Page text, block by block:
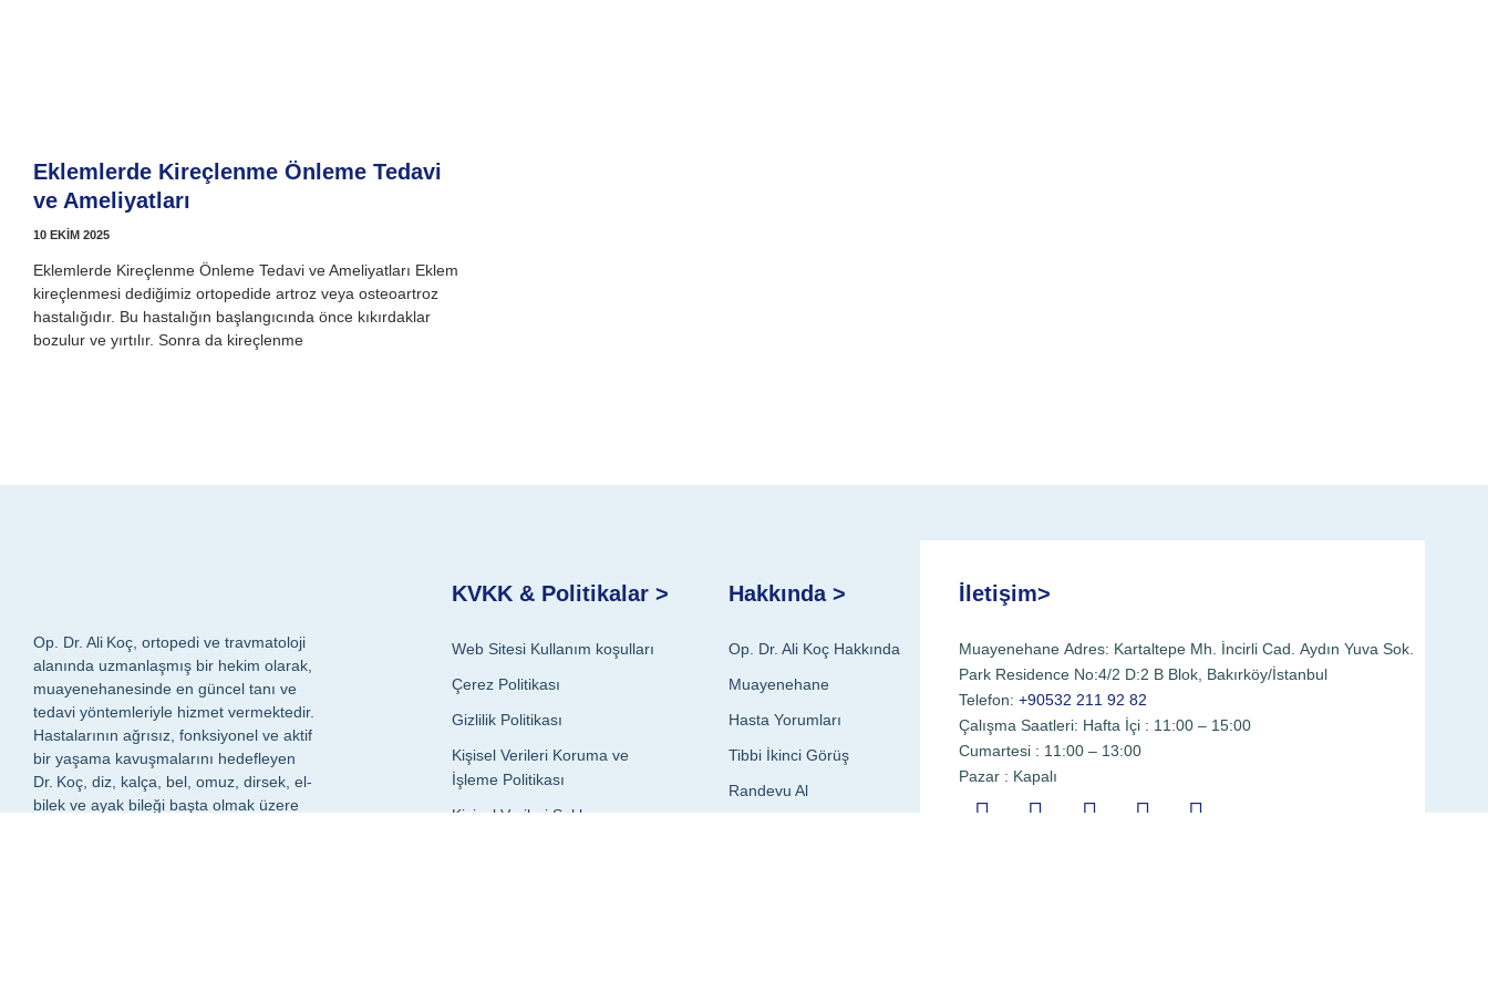
Eklemlerde Kireçlenme Önleme Tedavi
ve Ameliyatları
10 EKIM 2025
Eklemlerde Kireçlenme Önleme Tedavi ve Ameliyatları Eklem
kireçlenmesi dediğimiz ortopedide artroz veya osteoartroz
hastalığıdır. Bu hastalığın başlangıcında önce kıkırdaklar
bozulur ve yırtılır. Sonra da kireçlenme
Op. Dr. Ali Koç, ortopedi ve travmatoloji
alanında uzmanlaşmış bir hekim olarak,
muayenehanesinde en güncel tanı ve
tedavi yöntemleriyle hizmet vermektedir.
Hastalarının ağrısız, fonksiyonel ve aktif
bir yaşama kavuşmalarını hedefleyen
Dr. Koç, diz, kalça, bel, omuz, dirsek, el-
bilek ve ayak bileği başta olmak üzere
KVKK & Politikalar >
Web Sitesi Kullanım koşulları
Çerez Politikası
Gizlilik Politikası
Kişisel Verileri Koruma ve
İşleme Politikası
Kişisel Verileri Saklama ve
Hakkında >
Op. Dr. Ali Koç Hakkında
Muayenehane
Hasta Yorumları
Tibbi İkinci Görüş
Randevu Al
İletişim>
Muayenehane Adres: Kartaltepe Mh. İncirli Cad. Aydın Yuva Sok.
Park Residence No:4/2 D:2 B Blok, Bakırköy/İstanbul
Telefon: +90532 211 92 82
Çalışma Saatleri: Hafta İçi : 11:00 – 15:00
Cumartesi : 11:00 – 13:00
Pazar : Kapalı